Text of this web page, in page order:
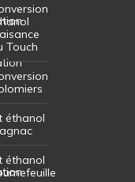
Touch
éthanol
éthanol